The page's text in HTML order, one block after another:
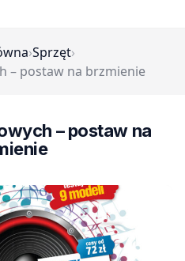
›Sprzęt›
– postaw na brzmienie
– postaw na